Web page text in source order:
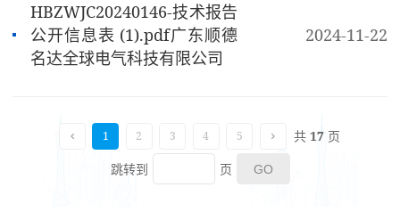
HBZWJC20240146-技术报告
公开信息表 (1).pdf广东顺德
名达全球电气科技有限公司
2024-11-22
1 2 3 4 5 共 17 页
跳转到
页